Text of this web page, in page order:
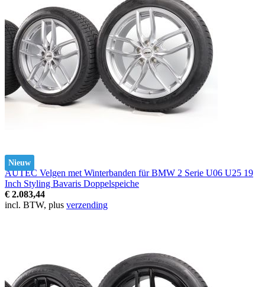
Nieuw
AUTEC Velgen met Winterbanden für BMW 2 Serie U06 U25 19
Inch Styling Bavaris Doppelspeiche
€ 2.083,44
incl. BTW, plus verzending